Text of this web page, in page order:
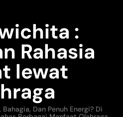
:
Rahasia
lewat
Dan Penuh Energi? Di